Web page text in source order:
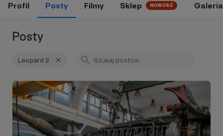
Profil Posty Filmy Sklep NOWOŚĆ Galeria
Posty
Leopard 2